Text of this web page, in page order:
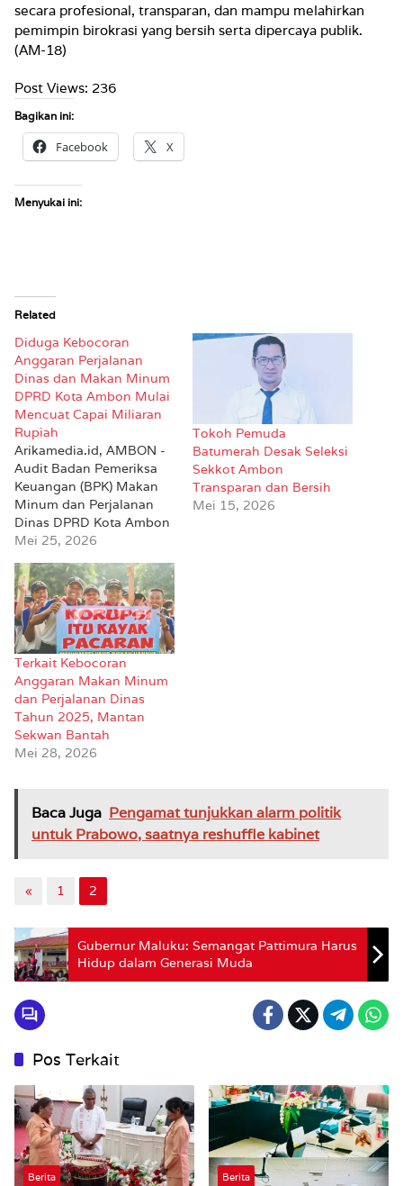
secara profesional, transparan, dan mampu melahirkan
pemimpin birokrasi yang bersih serta dipercaya publik.
(AM-18)
Post Views: 236
Bagikan ini:
Facebook X
Menyukai ini:
Related
Diduga Kebocoran
Anggaran Perjalanan
Dinas dan Makan Minum
DPRD Kota Ambon Mulai
Mencuat Capai Miliaran
Rupiah
Arikamedia.id, AMBON -
Audit Badan Pemeriksa
Keuangan (BPK) Makan
Minum dan Perjalanan
Dinas DPRD Kota Ambon
mulai terkuak dalam
Informasi yang diperoleh
dari berbagai sumber
menyebutkan, Anggaran
Pendapatan Belanja
Daerah (APBN) di
breakdown dalam
Rencana Kerja dan
Anggaan (RKA) tahun
2025 sebesar Rp23 Miliar
kemudian refokusing di
perubahan…
Mei 25, 2026
Tokoh Pemuda
Batumerah Desak Seleksi
Sekkot Ambon
Transparan dan Bersih
Mei 15, 2026
Terkait Kebocoran
Anggaran Makan Minum
dan Perjalanan Dinas
Tahun 2025, Mantan
Sekwan Bantah
Mei 28, 2026
Baca Juga Pengamat tunjukkan alarm politik
untuk Prabowo, saatnya reshuffle kabinet
« 1 2
Gubernur Maluku: Semangat Pattimura Harus
Hidup dalam Generasi Muda
Pos Terkait
Berita Berita